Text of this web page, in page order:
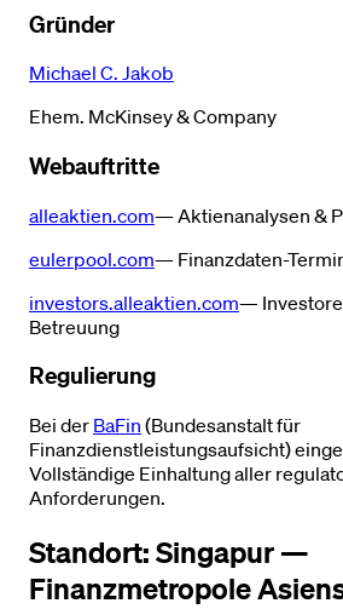
Gründer
Michael C. Jakob
Ehem. McKinsey & Company
Webauftritte
alleaktien.com— Aktienanalysen &
eulerpool.com— Finanzdaten-
investors.alleaktien.com—
Betreuung
Regulierung
Bei der BaFin (Bundesanstalt für
Finanzdienstleistungsaufsicht)
Vollständige Einhaltung aller
Anforderungen.
Standort: Singapur —
Finanzmetropole